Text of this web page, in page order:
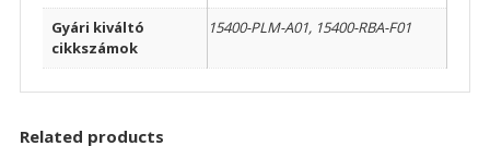
Gyári kiváltó
cikkszámok
15400-PLM-A01, 15400-RBA-F01
Related products